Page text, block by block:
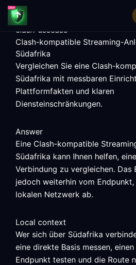
clash-usecase
Clash-kompatible Streaming-
Südafrika
Vergleichen Sie eine Clash-
Südafrika mit messbaren
Plattformfakten und klaren
Diensteinschränkungen.
Answer
Eine Clash-kompatible
Südafrika kann Ihnen helfen,
Verbindung zu vergleichen. Das
jedoch weiterhin vom
lokalen Netzwerk ab.
Local context
Wer sich über Südafrika
eine direkte Basis messen,
Endpunkt testen und die Route